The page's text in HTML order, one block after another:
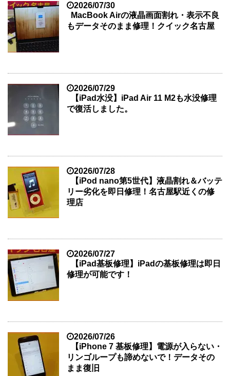
2026/07/30
MacBook Airの液晶画面割れ・表示不良
もデータそのまま修理！クイック名古屋
2026/07/29
【iPad水没】iPad Air 11 M2も水没修理
で復活しました。
2026/07/28
【iPod nano第5世代】液晶割れ＆バッテ
リー劣化を即日修理！名古屋駅近くの修
理店
2026/07/27
【iPad基板修理】iPadの基板修理は即日
修理が可能です！
2026/07/26
【iPhone 7 基板修理】電源が入らない・
リンゴループも諦めないで！データその
まま復旧